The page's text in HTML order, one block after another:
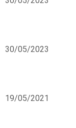
30/05/2023
19/05/2021